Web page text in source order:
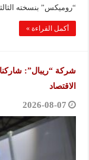
“روميكس” بنسخته
أكمل القراءة »
شركة “ريبال”:
الاقتصاد
2026-08-07